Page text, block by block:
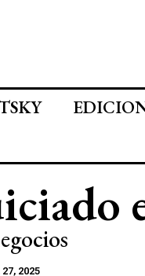
2025